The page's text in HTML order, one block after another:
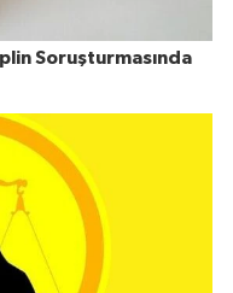
Soruşturmasında